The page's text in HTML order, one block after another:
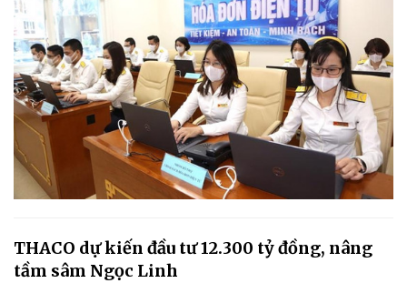
THACO dự kiến đầu tư 12.300 tỷ đồng, nâng
tầm sâm Ngọc Linh